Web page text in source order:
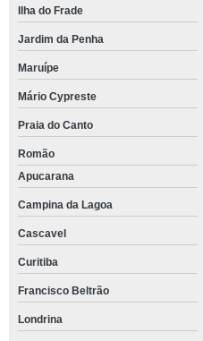
Ilha do Frade
Jardim da Penha
Maruípe
Mário Cypreste
Praia do Canto
Romão
Apucarana
Campina da Lagoa
Cascavel
Curitiba
Francisco Beltrão
Londrina